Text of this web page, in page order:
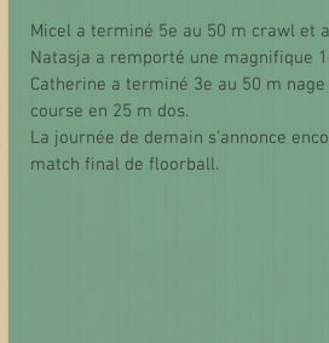
Micel a terminé 5e au 50 m crawl et
Natasja a remporté une magnifique
Catherine a terminé 3e au 50 m
course en 25 m dos.
La journée de demain s’annonce
match final de floorball.